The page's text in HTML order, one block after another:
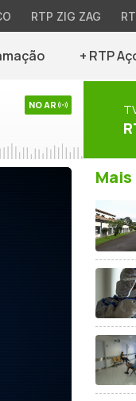
RTP ZIG ZAG
+ RTP
NO AR